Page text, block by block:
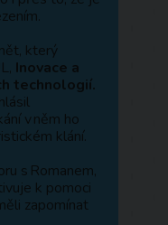
který
Inovace a
technologií.
v něm ho
klání.
s Romanem,
k pomoci
zapomínat